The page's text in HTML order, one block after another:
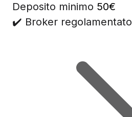
Deposito minimo 50€
✔️ Broker regolamentato